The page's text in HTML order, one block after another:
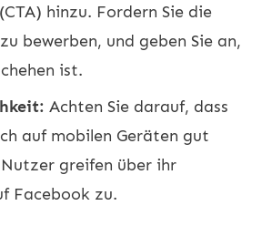
hinzu. Fordern Sie die
bewerben, und geben Sie an,
ist.
Achten Sie darauf, dass
auf mobilen Geräten gut
greifen über ihr
Facebook zu.